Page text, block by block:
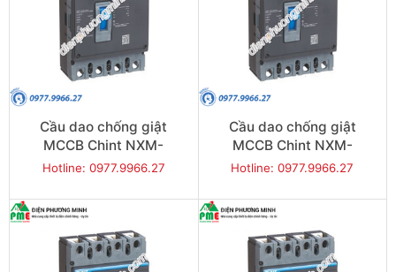
Cầu dao chống giật
MCCB Chint NXM-
400S/4300-400 50KA 4P
Hotline: 0977.9966.27
Cầu dao chống giật
MCCB Chint NXM-
630S/4300-500 50KA 4P
Hotline: 0977.9966.27